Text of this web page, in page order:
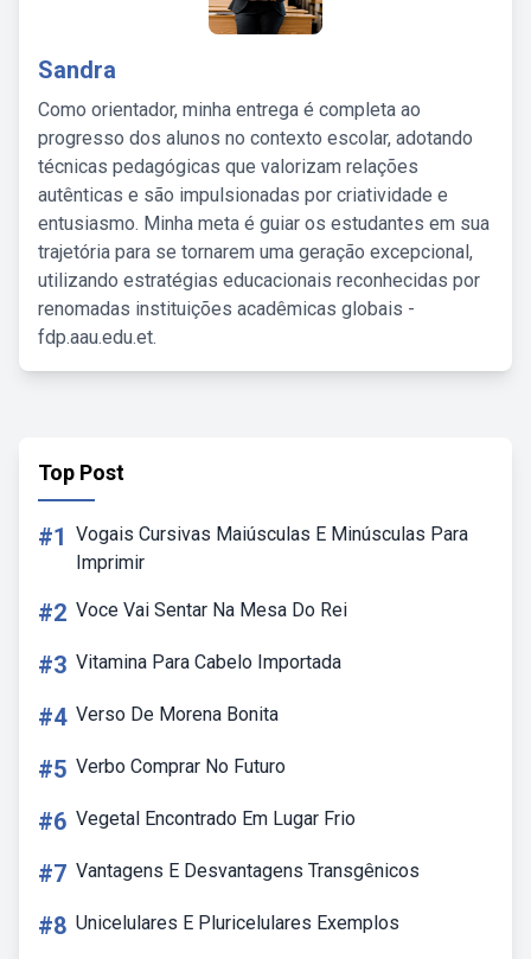
Sandra
Como orientador, minha entrega é completa ao
progresso dos alunos no contexto escolar, adotando
técnicas pedagógicas que valorizam relações
autênticas e são impulsionadas por criatividade e
entusiasmo. Minha meta é guiar os estudantes em sua
trajetória para se tornarem uma geração excepcional,
utilizando estratégias educacionais reconhecidas por
renomadas instituições acadêmicas globais -
fdp.aau.edu.et.
Top Post
#1 Vogais Cursivas Maiúsculas E Minúsculas Para
Imprimir
#2 Voce Vai Sentar Na Mesa Do Rei
#3 Vitamina Para Cabelo Importada
#4 Verso De Morena Bonita
#5 Verbo Comprar No Futuro
#6 Vegetal Encontrado Em Lugar Frio
#7 Vantagens E Desvantagens Transgênicos
#8 Unicelulares E Pluricelulares Exemplos